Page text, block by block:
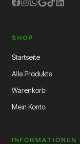
SHOP
Startseite
Alle Produkte
Warenkorb
Mein Konto
INFORMATIONEN